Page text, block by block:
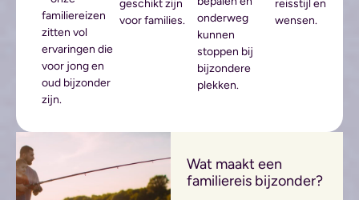
familiereizen
zitten vol
ervaringen die
voor jong en
oud bijzonder
zijn.
geschikt zijn
voor families.
onderweg
kunnen
stoppen bij
bijzondere
plekken.
reisstijl en
wensen.
Wat maakt een
familiereis bijzonder?